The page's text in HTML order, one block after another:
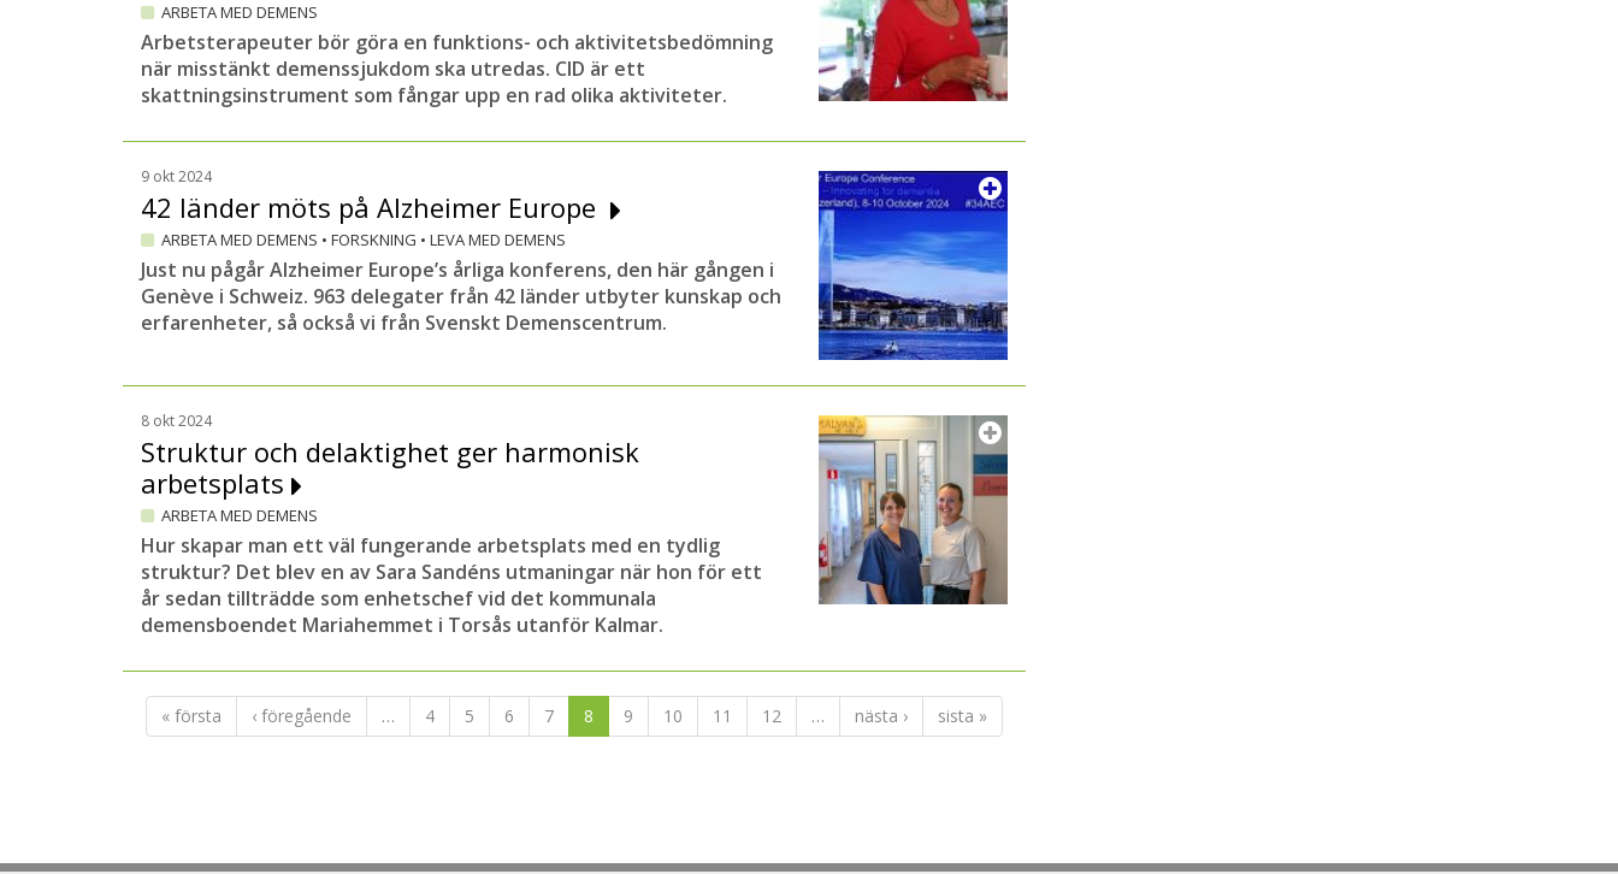
ARBETA MED DEMENS
Arbetsterapeuter bör göra en funktions- och aktivitetsbedömning
när misstänkt demenssjukdom ska utredas. CID är ett
skattningsinstrument som fångar upp en rad olika aktiviteter.
9 okt 2024
42 länder möts på Alzheimer Europe
ARBETA MED DEMENS • FORSKNING • LEVA MED DEMENS
Just nu pågår Alzheimer Europe’s årliga konferens, den här gången i
Genève i Schweiz. 963 delegater från 42 länder utbyter kunskap och
erfarenheter, så också vi från Svenskt Demenscentrum.
8 okt 2024
Struktur och delaktighet ger harmonisk
arbetsplats
ARBETA MED DEMENS
Hur skapar man ett väl fungerande arbetsplats med en tydlig
struktur? Det blev en av Sara Sandéns utmaningar när hon för ett
år sedan tillträdde som enhetschef vid det kommunala
demensboendet Mariahemmet i Torsås utanför Kalmar.
« första ‹ föregående … 4 5 6 7 8 9 10 11 12 … nästa › sista »